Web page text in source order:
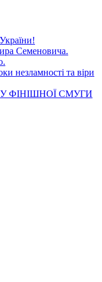
Семеновича.
незламності та віри
ФІНІШНОЇ СМУГИ